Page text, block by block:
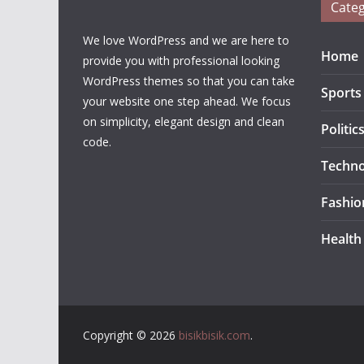
We love WordPress and we are here to
provide you with professional looking
WordPress themes so that you can take
your website one step ahead. We focus
on simplicity, elegant design and clean
code.
Home
Sports
Politics
Health
Copyright © 2026 bisikbisik.com.